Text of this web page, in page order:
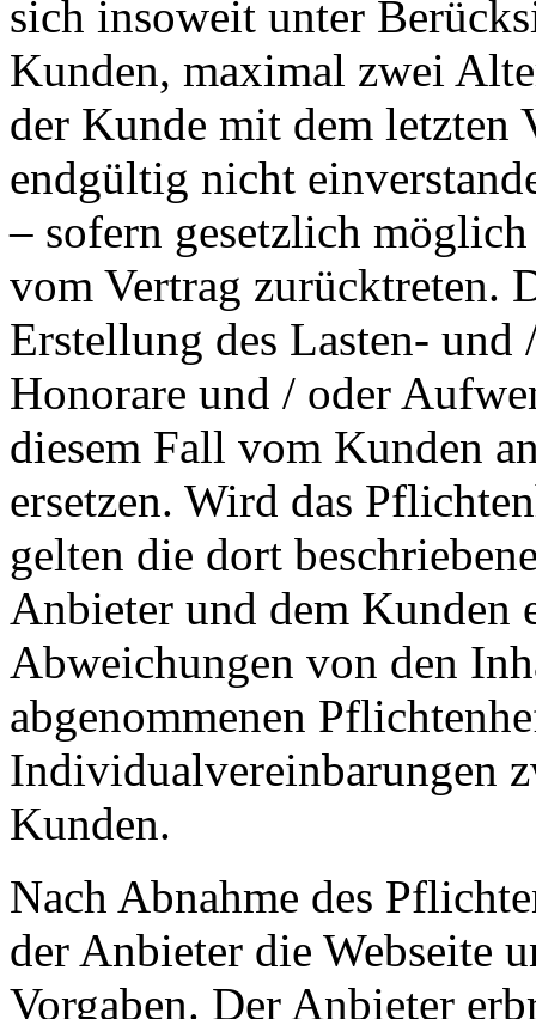
sich insoweit unter
Kunden, maximal zwei
der Kunde mit dem letzten
endgültig nicht
– sofern gesetzlich
vom Vertrag zurücktreten.
Erstellung des Lasten- und
Honorare und / oder
diesem Fall vom Kunden
ersetzen. Wird das
gelten die dort
Anbieter und dem Kunden
Abweichungen von den
abgenommenen
Individualvereinbarungen
Kunden.
Nach Abnahme des
der Anbieter die Webseite
Vorgaben. Der Anbieter